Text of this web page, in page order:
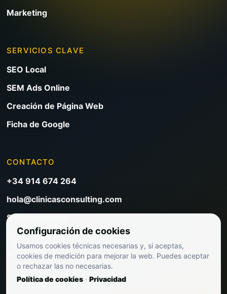
Marketing
SERVICIOS CLAVE
SEO Local
SEM Ads Online
Creación de Página Web
Ficha de Google
CONTACTO
+34 914 674 264
hola@clinicasconsulting.com
Solicitar reunión
Blog de marketing clínico
Ver precios
Configuración de cookies
Usamos cookies técnicas necesarias y, si aceptas,
cookies de medición para mejorar la web. Puedes aceptar
o rechazar las no necesarias.
Política de cookies · Privacidad